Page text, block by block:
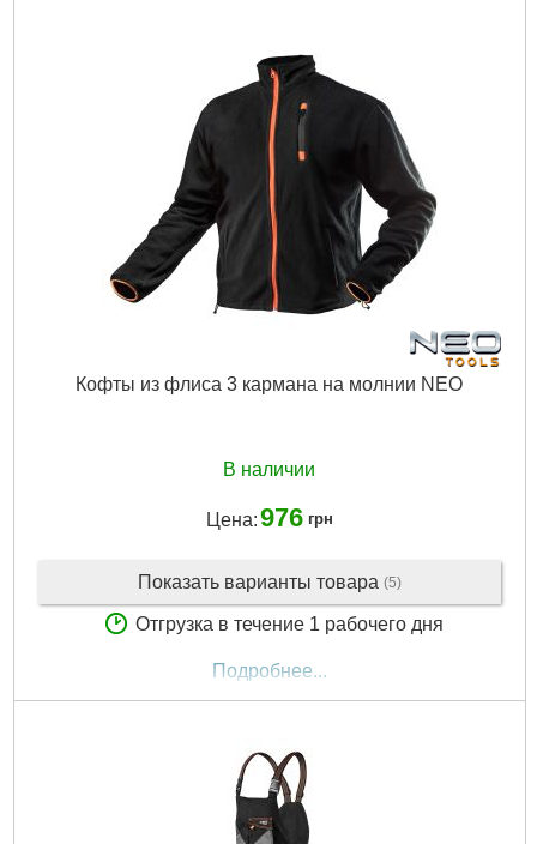
Кофты из флиса 3 кармана на молнии NEO
В наличии
Цена:976 грн
Показать варианты товара (5)
Отгрузка в течение 1 рабочего дня
Подробнее...